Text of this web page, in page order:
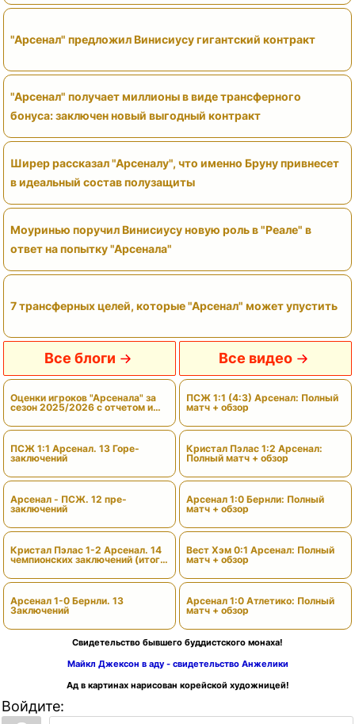
"Арсенал" предложил Винисиусу гигантский контракт
"Арсенал" получает миллионы в виде трансферного
бонуса: заключен новый выгодный контракт
Ширер рассказал "Арсеналу", что именно Бруну привнесет
в идеальный состав полузащиты
Моуринью поручил Винисиусу новую роль в "Реале" в
ответ на попытку "Арсенала"
7 трансферных целей, которые "Арсенал" может упустить
Все блоги
Оценки игроков "Арсенала" за
сезон 2025/2026 с отчетом и
ПСЖ 1:1 Арсенал. 13 Горе-
заключений
Арсенал - ПСЖ. 12 пре-
заключений
Кристал Пэлас 1-2 Арсенал. 14
чемпионских заключений (итоги
Арсенал 1-0 Бернли. 13
Заключений
Все видео
ПСЖ 1:1 (4:3) Арсенал: Полный
матч + обзор
Кристал Пэлас 1:2 Арсенал:
Полный матч + обзор
Арсенал 1:0 Бернли: Полный
матч + обзор
Вест Хэм 0:1 Арсенал: Полный
матч + обзор
Арсенал 1:0 Атлетико: Полный
матч + обзор
Свидетельство бывшего буддистского монаха!
Майкл Джексон в аду - свидетельство Анжелики
Ад в картинах нарисован корейской художницей!
Войдите: